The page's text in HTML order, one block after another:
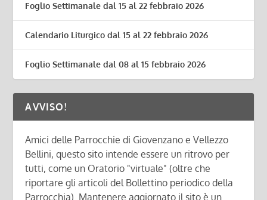
Foglio Settimanale dal 15 al 22 febbraio 2026
Calendario Liturgico dal 15 al 22 febbraio 2026
Foglio Settimanale dal 08 al 15 febbraio 2026
AVVISO!
Amici delle Parrocchie di Giovenzano e Vellezzo
Bellini, questo sito intende essere un ritrovo per
tutti, come un Oratorio "virtuale" (oltre che
riportare gli articoli del Bollettino periodico della
Parrocchia). Mantenere aggiornato il sito è un